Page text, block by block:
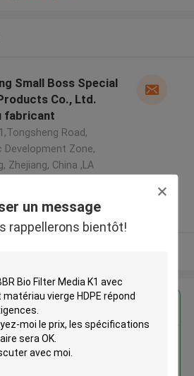
un message
rappellerons bientôt!
Small Boss Special
Co., Ltd.
fabricant
Road,
Development Zone,
Zhejiang, China ,LA
vérifié
MBBR Bio Filter Media